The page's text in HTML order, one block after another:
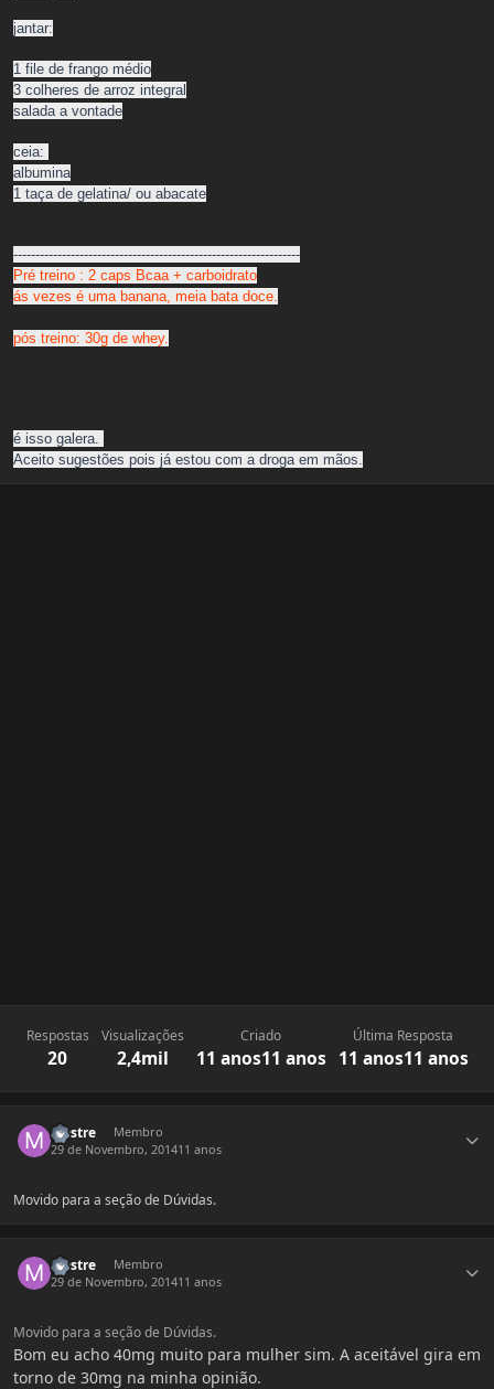
jantar:
1 file de frango médio
3 colheres de arroz integral
salada a vontade
ceia:
albumina
1 taça de gelatina/ ou abacate
-----------------------------------------------------------------
Pré treino : 2 caps Bcaa + carboidrato
ás vezes é uma banana, meia bata doce.
pós treino: 30g de whey.
é isso galera.
Aceito sugestões pois já estou com a droga em mãos.
Respostas
20
Visualizações
2,4mil
Criado
11 anos11 anos
Última Resposta
11 anos11 anos
Mestre
Membro
29 de Novembro, 201411 anos
Movido para a seção de Dúvidas.
Mestre
Membro
29 de Novembro, 201411 anos
Movido para a seção de Dúvidas.
Bom eu acho 40mg muito para mulher sim. A aceitável gira em
torno de 30mg na minha opinião.